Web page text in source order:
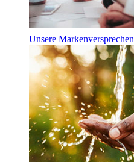
Unsere Markenversprechen